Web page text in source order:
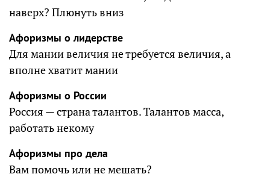
наверх? Плюнуть вниз
Афоризмы о лидерстве
Для мании величия не требуется величия, а
вполне хватит мании
Афоризмы о России
Россия — страна талантов. Талантов масса,
работать некому
Афоризмы про дела
Вам помочь или не мешать?